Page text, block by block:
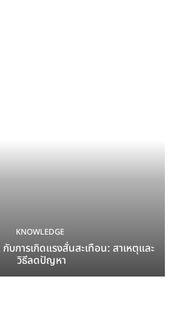
KNOWLEDGE
การเกิดแรงสั่นสะเทือน: สาเหตุและ
วิธีลดปัญหา